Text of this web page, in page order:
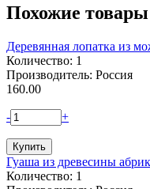
Похожие товары
Деревянная лопатка из
Количество: 1
Производитель: Россия
160.00
- +
Гуаша из древесины
Количество: 1